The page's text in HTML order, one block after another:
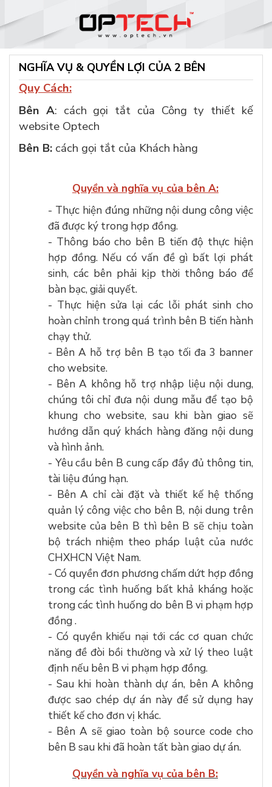
NGHĨA VỤ & QUYỀN LỢI CỦA 2 BÊN
Quy Cách:
Bên A: cách gọi tắt của Công ty thiết kế
website Optech
Bên B: cách gọi tắt của Khách hàng
Quyền và nghĩa vụ của bên A:
- Thực hiện đúng những nội dung công việc
đã được ký trong hợp đồng.
- Thông báo cho bên B tiến độ thực hiện
hợp đồng. Nếu có vấn đề gì bất lợi phát
sinh, các bên phải kịp thời thông báo để
bàn bạc, giải quyết.
- Thực hiện sửa lại các lỗi phát sinh cho
hoàn chỉnh trong quá trình bên B tiến hành
chạy thử.
- Bên A hỗ trợ bên B tạo tối đa 3 banner
cho website.
- Bên A không hỗ trợ nhập liệu nội dung,
chúng tôi chỉ đưa nội dung mẫu để tạo bộ
khung cho website, sau khi bàn giao sẽ
hướng dẫn quý khách hàng đăng nội dung
và hình ảnh.
- Yêu cầu bên B cung cấp đầy đủ thông tin,
tài liệu đúng hạn.
- Bên A chỉ cài đặt và thiết kế hệ thống
quản lý công việc cho bên B, nội dung trên
website của bên B thì bên B sẽ chịu toàn
bộ trách nhiệm theo pháp luật của nước
CHXHCN Việt Nam.
- Có quyền đơn phương chấm dứt hợp đồng
trong các tình huống bất khả kháng hoặc
trong các tình huống do bên B vi phạm hợp
đồng .
- Có quyền khiếu nại tới các cơ quan chức
năng đề đòi bồi thường và xử lý theo luật
định nếu bên B vi phạm hợp đồng.
- Sau khi hoàn thành dự án, bên A không
được sao chép dự án này để sử dụng hay
thiết kế cho đơn vị khác.
- Bên A sẽ giao toàn bộ source code cho
bên B sau khi đã hoàn tất bàn giao dự án.
Quyền và nghĩa vụ của bên B: